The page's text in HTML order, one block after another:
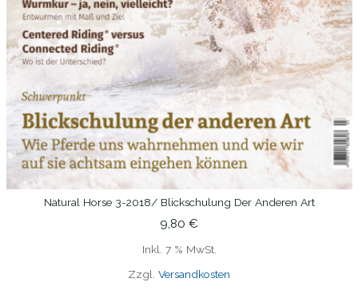
IN DEN WARENKORB
Natural Horse 3-2018/ Blickschulung Der Anderen Art
9,80 €
Inkl. 7 % MwSt.
Zzgl. Versandkosten